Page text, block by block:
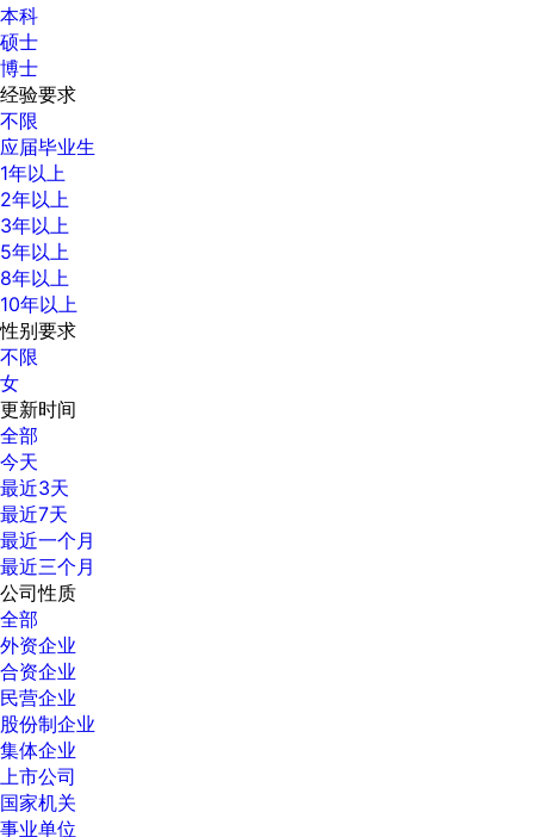
本科
硕士
博士
经验要求
不限
应届毕业生
1年以上
2年以上
3年以上
5年以上
8年以上
10年以上
性别要求
不限
女
更新时间
全部
今天
最近3天
最近7天
最近一个月
最近三个月
公司性质
全部
外资企业
合资企业
民营企业
股份制企业
集体企业
上市公司
国家机关
事业单位